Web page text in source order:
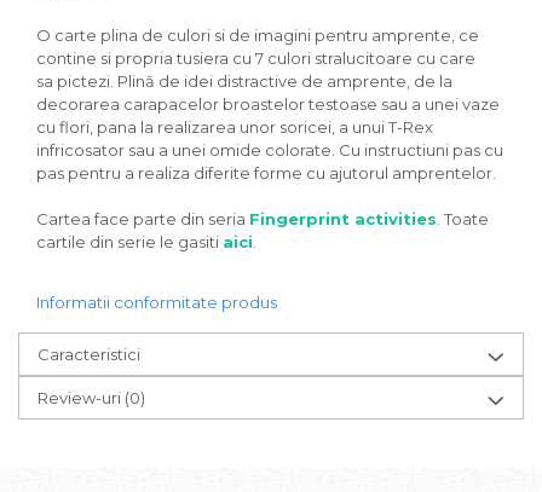
O carte plina de culori si de imagini pentru amprente, ce
contine si propria tusiera cu 7 culori stralucitoare cu care
sa pictezi. Plină de idei distractive de amprente, de la
decorarea carapacelor broastelor testoase sau a unei vaze
cu flori, pana la realizarea unor soricei, a unui T-Rex
infricosator sau a unei omide colorate. Cu instructiuni pas cu
pas pentru a realiza diferite forme cu ajutorul amprentelor.
Cartea face parte din seria Fingerprint activities . Toate
cartile din serie le gasiti aici
Informatii conformitate produs
Caracteristici
Review-uri (0)